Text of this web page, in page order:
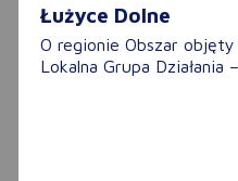
Łużyce Dolne
O regionie Obszar objęty
Lokalna Grupa Działania –